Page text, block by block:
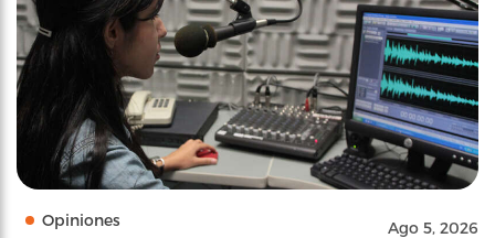
Opiniones Ago 5, 2026